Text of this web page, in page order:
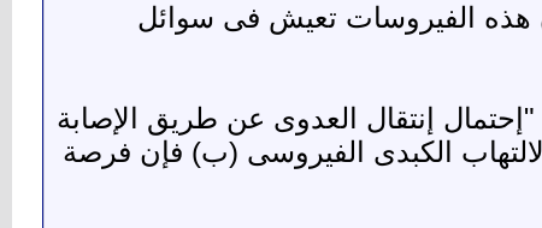
هذه الفيروسات تعيش فى سوائل
إنتقال العدوى عن طريق الإصابة
الكبدى الفيروسى (ب) فإن فرصة